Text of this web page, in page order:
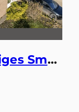
WOHNBAU: Vielseitiges Smart-Home: Ideal als Einfamilienhaus oder Zweiparteienhaus